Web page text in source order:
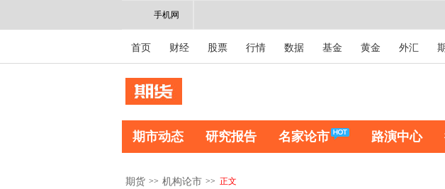
手机网
首页 财经 股票 行情 数据 基金 黄金 外汇
期市动态 研究报告 名家论市 路演中心
期货 >> 机构论市 >> 正文